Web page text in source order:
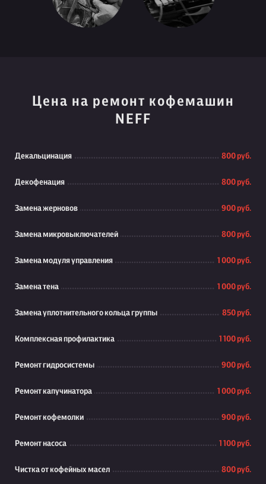
Цена на ремонт кофемашин
NEFF
Декальцинация 800 руб.
Декофенация 800 руб.
Замена жерновов 900 руб.
Замена микровыключателей 800 руб.
Замена модуля управления 1 000 руб.
Замена тена 1 000 руб.
Замена уплотнительного кольца группы 850 руб.
Комплексная профилактика 1 100 руб.
Ремонт гидросистемы 900 руб.
Ремонт капучинатора 1 000 руб.
Ремонт кофемолки 900 руб.
Ремонт насоса 1 100 руб.
Чистка от кофейных масел 800 руб.